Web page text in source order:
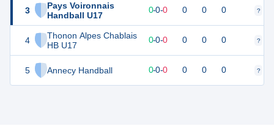
3
Pays Voironnais
Handball U17
4
Thonon Alpes Chablais
HB U17
5 Annecy Handball
0 0-0-0 0 0 0 ?
0 0 0-0-0 0 0 0 ?
0 0-0-0 0 0 0 ?